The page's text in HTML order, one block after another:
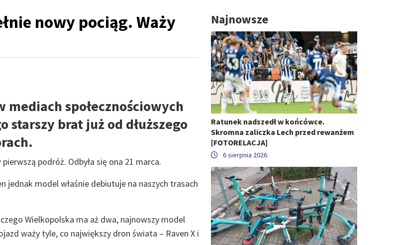
nowy pociąg. Waży
społecznościowych
starszy brat już od dłuższego
podróż. Odbyła się ona 21 marca.
jednak model właśnie debiutuje na naszych trasach
Wielkopolska ma aż dwa, najnowszy model
waży tyle, co największy dron świata – Raven X i
Najnowsze
Ratunek nadszedł w końcówce.
Skromna zaliczka Lech przed rewanżem
[FOTORELACJA]
6 sierpnia 2026